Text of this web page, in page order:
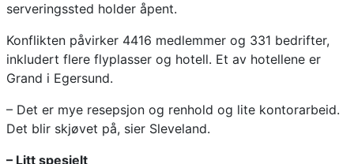
serveringssted holder åpent.
Konflikten påvirker 4416 medlemmer og 331 bedrifter,
inkludert flere flyplasser og hotell. Et av hotellene er
Grand i Egersund.
– Det er mye resepsjon og renhold og lite kontorarbeid.
Det blir skjøvet på, sier Sleveland.
– Litt spesielt